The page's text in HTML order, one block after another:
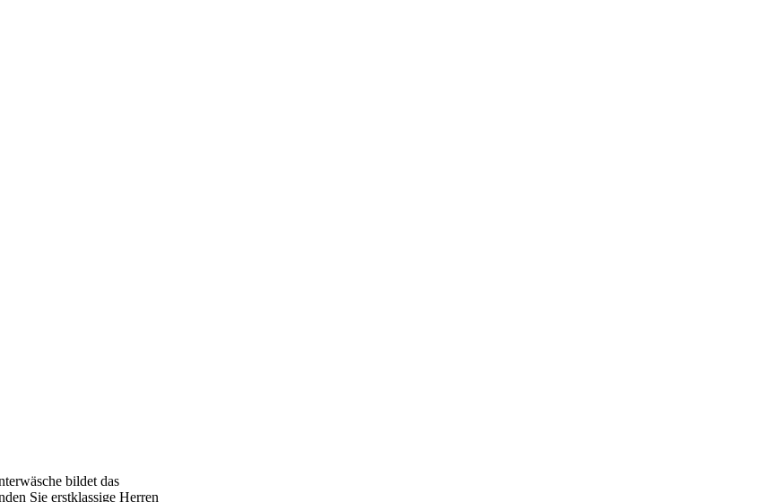
bildet das
Sie erstklassige Herren